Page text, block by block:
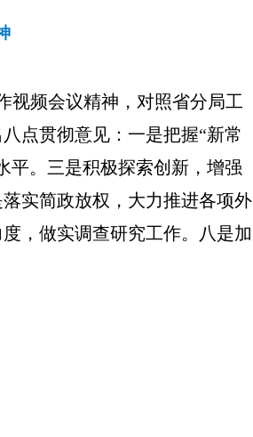
视频会议精神，对照省分局工
点贯彻意见：一是把握“新常
平。三是积极探索创新，增强
实简政放权，大力推进各项外
，做实调查研究工作。八是加